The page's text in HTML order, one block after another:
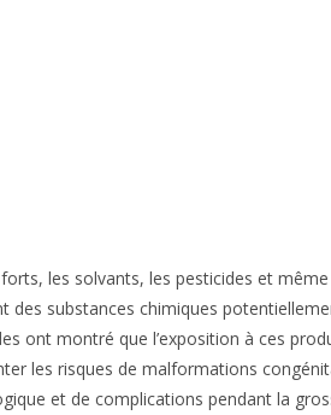
les solvants, les pesticides et
des substances chimiques
ont montré que l’exposition à ces
les risques de malformations
et de complications pendant la